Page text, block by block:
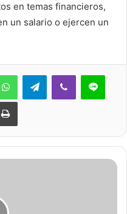
en temas financieros,
un salario o ejercen un
WhatsAppTelegramViber Line
Print